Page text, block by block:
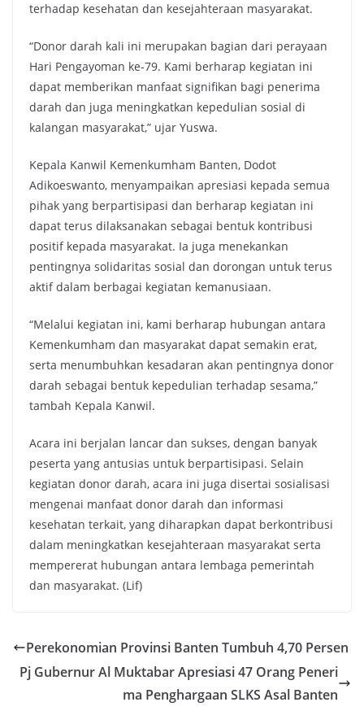
terhadap kesehatan dan kesejahteraan masyarakat.
“Donor darah kali ini merupakan bagian dari perayaan
Hari Pengayoman ke-79. Kami berharap kegiatan ini
dapat memberikan manfaat signifikan bagi penerima
darah dan juga meningkatkan kepedulian sosial di
kalangan masyarakat,” ujar Yuswa.
Kepala Kanwil Kemenkumham Banten, Dodot
Adikoeswanto, menyampaikan apresiasi kepada semua
pihak yang berpartisipasi dan berharap kegiatan ini
dapat terus dilaksanakan sebagai bentuk kontribusi
positif kepada masyarakat. Ia juga menekankan
pentingnya solidaritas sosial dan dorongan untuk terus
aktif dalam berbagai kegiatan kemanusiaan.
“Melalui kegiatan ini, kami berharap hubungan antara
Kemenkumham dan masyarakat dapat semakin erat,
serta menumbuhkan kesadaran akan pentingnya donor
darah sebagai bentuk kepedulian terhadap sesama,”
tambah Kepala Kanwil.
Acara ini berjalan lancar dan sukses, dengan banyak
peserta yang antusias untuk berpartisipasi. Selain
kegiatan donor darah, acara ini juga disertai sosialisasi
mengenai manfaat donor darah dan informasi
kesehatan terkait, yang diharapkan dapat berkontribusi
dalam meningkatkan kesejahteraan masyarakat serta
mempererat hubungan antara lembaga pemerintah
dan masyarakat. (Lif)
Perekonomian Provinsi Banten Tumbuh 4,70 Persen
Pj Gubernur Al Muktabar Apresiasi 47 Orang Peneri
ma Penghargaan SLKS Asal Banten